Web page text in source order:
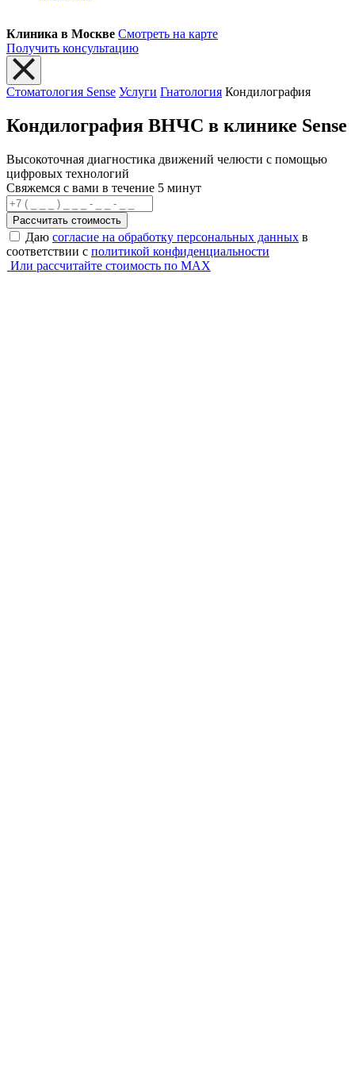
Клиника в Москве Смотреть на карте
Получить консультацию
Стоматология Sense Услуги Гнатология Кондилография
Кондилография ВНЧС в клинике Sense
Высокоточная диагностика движений челюсти с помощью
цифровых технологий
Свяжемся с вами в течение 5 минут
Рассчитать стоимость
Даю согласие на обработку персональных данных в
соответствии с политикой конфиденциальности
Или рассчитайте стоимость по MAX